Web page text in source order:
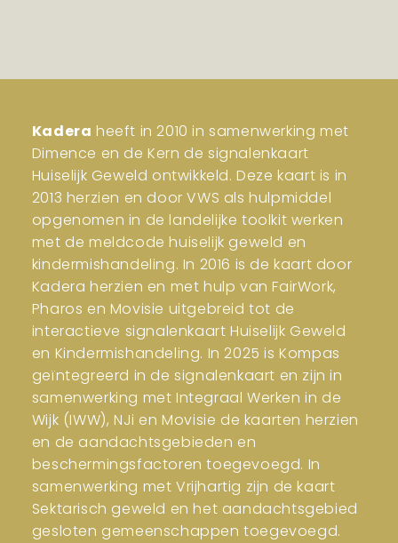
Kadera heeft in 2010 in samenwerking met
Dimence en de Kern de signalenkaart
Huiselijk Geweld ontwikkeld. Deze kaart is in
2013 herzien en door VWS als hulpmiddel
opgenomen in de landelijke toolkit werken
met de meldcode huiselijk geweld en
kindermishandeling. In 2016 is de kaart door
Kadera herzien en met hulp van FairWork,
Pharos en Movisie uitgebreid tot de
interactieve signalenkaart Huiselijk Geweld
en Kindermishandeling. In 2025 is Kompas
geïntegreerd in de signalenkaart en zijn in
samenwerking met Integraal Werken in de
Wijk (IWW), NJi en Movisie de kaarten herzien
en de aandachtsgebieden en
beschermingsfactoren toegevoegd. In
samenwerking met Vrijhartig zijn de kaart
Sektarisch geweld en het aandachtsgebied
gesloten gemeenschappen toegevoegd.